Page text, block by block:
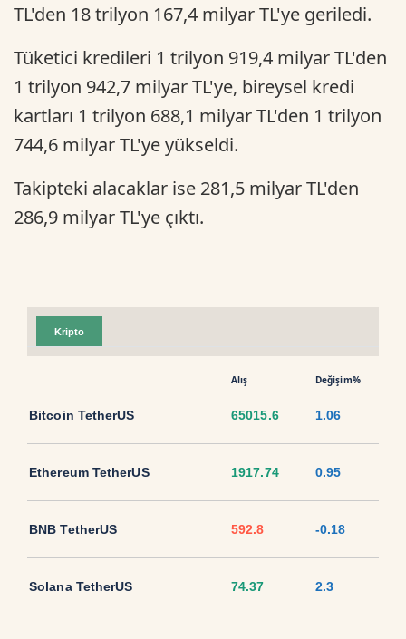
TL'den 18 trilyon 167,4 milyar TL'ye geriledi.
Tüketici kredileri 1 trilyon 919,4 milyar TL'den
1 trilyon 942,7 milyar TL'ye, bireysel kredi
kartları 1 trilyon 688,1 milyar TL'den 1 trilyon
744,6 milyar TL'ye yükseldi.
Takipteki alacaklar ise 281,5 milyar TL'den
286,9 milyar TL'ye çıktı.
Kripto
Alış Değişim%
Bitcoin TetherUS 65015.6 1.06
Ethereum TetherUS 1917.74 0.95
BNB TetherUS 592.8 -0.18
Solana TetherUS 74.37 2.3